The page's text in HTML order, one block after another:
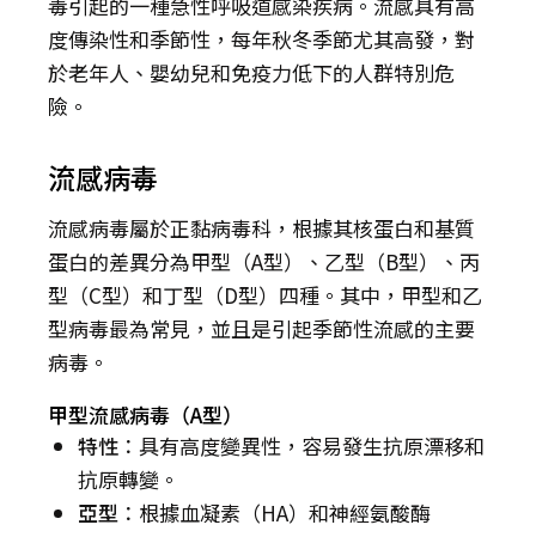
度傳染性和季節性，每年秋冬季節尤其高發，對
於老年人、嬰幼兒和免疫力低下的人群特別危
險。
流感病毒
流感病毒屬於正黏病毒科，根據其核蛋白和基質
蛋白的差異分為甲型（A型）、乙型（B型）、丙
型（C型）和丁型（D型）四種。其中，甲型和乙
型病毒最為常見，並且是引起季節性流感的主要
病毒。
甲型流感病毒（A型）
特性 ：具有高度變異性，容易發生抗原漂移和
抗原轉變。
亞型 ：根據血凝素（HA）和神經氨酸酶